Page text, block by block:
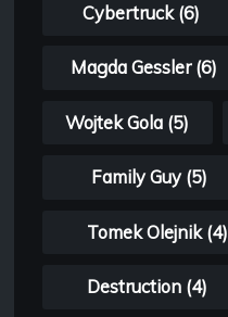
Cybertruck (6)
Magda Gessler (6)
Wojtek Gola (5)
Family Guy (5)
Tomek Olejnik (4)
Destruction (4)